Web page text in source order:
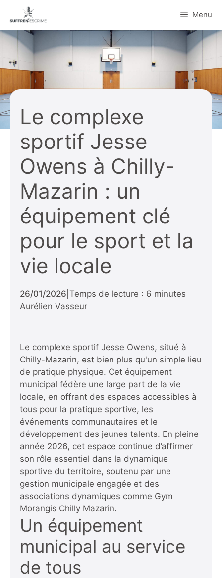
contenu
Menu
Le complexe
sportif Jesse
Owens à Chilly-
Mazarin : un
équipement clé
pour le sport et la
vie locale
26/01/2026 Temps de lecture : 6 minutes
Aurélien Vasseur
Le complexe sportif Jesse Owens, situé à
Chilly-Mazarin, est bien plus qu'un simple lieu
de pratique physique. Cet équipement
municipal fédère une large part de la vie
locale, en offrant des espaces accessibles à
tous pour la pratique sportive, les
événements communautaires et le
développement des jeunes talents. En pleine
année 2026, cet espace continue d’affirmer
son rôle essentiel dans la dynamique
sportive du territoire, soutenu par une
gestion municipale engagée et des
associations dynamiques comme Gym
Morangis Chilly Mazarin.
Un équipement
municipal au service
de tous